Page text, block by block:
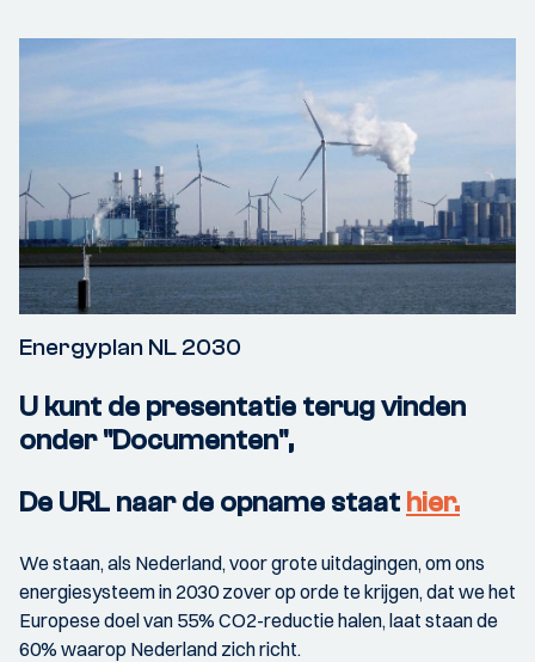
Energyplan NL 2030
U kunt de presentatie terug vinden
onder "Documenten",
De URL naar de opname staat hier.
We staan, als Nederland, voor grote uitdagingen, om ons
energiesysteem in 2030 zover op orde te krijgen, dat we het
Europese doel van 55% CO2-reductie halen, laat staan de
60% waarop Nederland zich richt.